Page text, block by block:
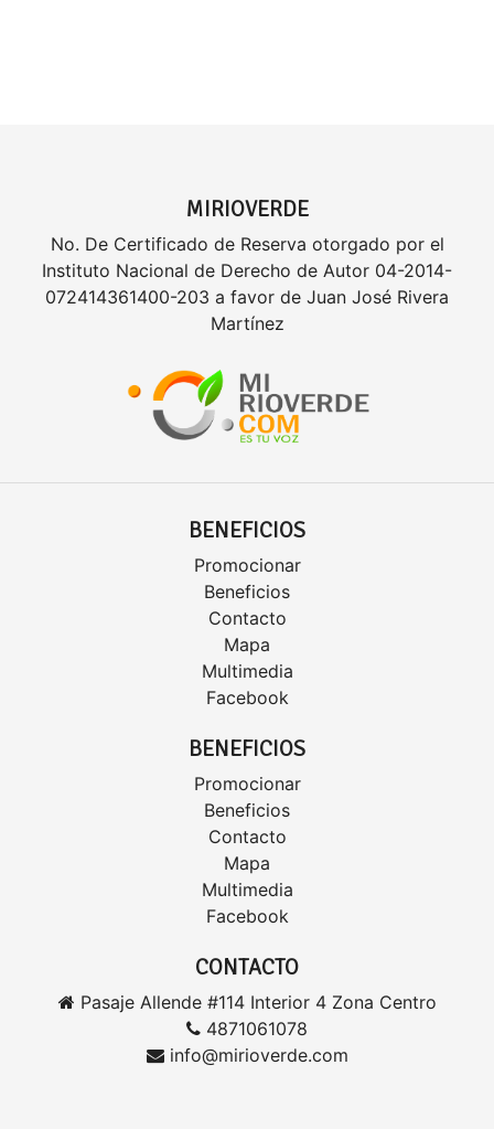
MIRIOVERDE
No. De Certificado de Reserva otorgado por el
Instituto Nacional de Derecho de Autor 04-2014-
072414361400-203 a favor de Juan José Rivera
Martínez
BENEFICIOS
Promocionar
Beneficios
Contacto
Mapa
Multimedia
Facebook
BENEFICIOS
Promocionar
Beneficios
Contacto
Mapa
Multimedia
Facebook
CONTACTO
Pasaje Allende #114 Interior 4 Zona Centro
4871061078
info@mirioverde.com